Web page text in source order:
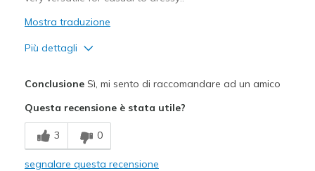
Width
Feels true to width
Sizing
Mostra traduzione
Più dettagli
Breathe Well
Comfortable
ConclusioneSì, mi sento di raccomandare ad un amico
Questa recensione è stata utile?
3 0
segnalare questa recensione